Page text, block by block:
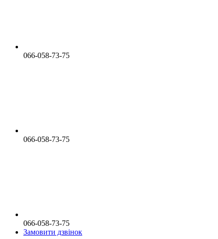
066-058-73-75
066-058-73-75
066-058-73-75
Замовити дзвінок